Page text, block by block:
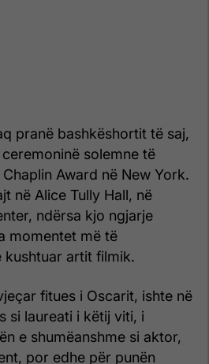
pranë bashkëshortit të saj,
solemne të
Award në New York.
në Alice Tully Hall, në
ndërsa kjo ngjarje
momentet më të
kushtuar artit filmik.
fitues i Oscarit, ishte në
si laureati i këtij viti, i
e shumëanshme si aktor,
por edhe për punën